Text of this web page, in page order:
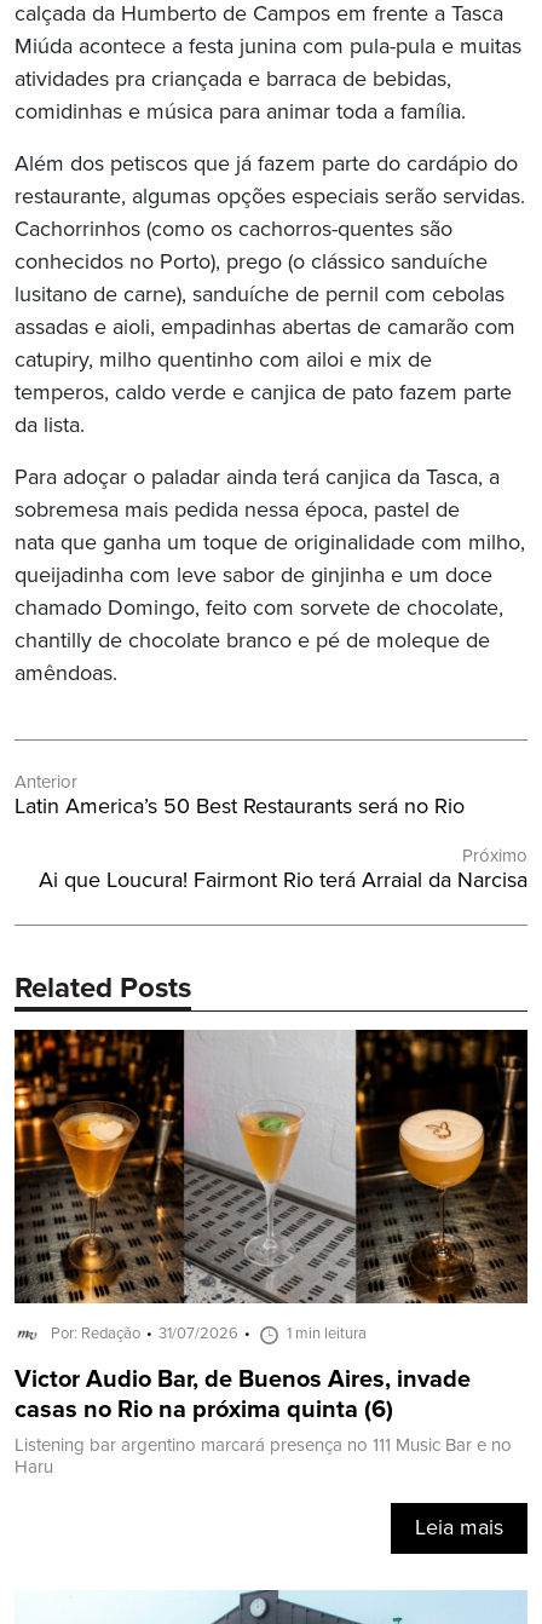
calçada da Humberto de Campos em frente a Tasca
Miúda acontece a festa junina com pula-pula e muitas
atividades pra criançada e barraca de bebidas,
comidinhas e música para animar toda a família.
Além dos petiscos que já fazem parte do cardápio do
restaurante, algumas opções especiais serão servidas.
Cachorrinhos (como os cachorros-quentes são
conhecidos no Porto), prego (o clássico sanduíche
lusitano de carne), sanduíche de pernil com cebolas
assadas e aioli, empadinhas abertas de camarão com
catupiry, milho quentinho com ailoi e mix de
temperos, caldo verde e canjica de pato fazem parte
da lista.
Para adoçar o paladar ainda terá canjica da Tasca, a
sobremesa mais pedida nessa época, pastel de
nata que ganha um toque de originalidade com milho,
queijadinha com leve sabor de ginjinha e um doce
chamado Domingo, feito com sorvete de chocolate,
chantilly de chocolate branco e pé de moleque de
amêndoas.
de
Anterior
Post
Latin America’s 50 Best Restaurants será no Rio
Próximo
Próximo
Ai que Loucura! Fairmont Rio terá Arraial da Narcisa
Related Posts
Por: Redação 31/07/2026 1 min leitura
Victor Audio Bar, de Buenos Aires, invade
casas no Rio na próxima quinta (6)
Listening bar argentino marcará presença no 111 Music Bar e no
Haru
Leia mais